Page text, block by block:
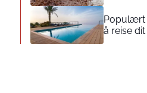
Populært
å reise dit